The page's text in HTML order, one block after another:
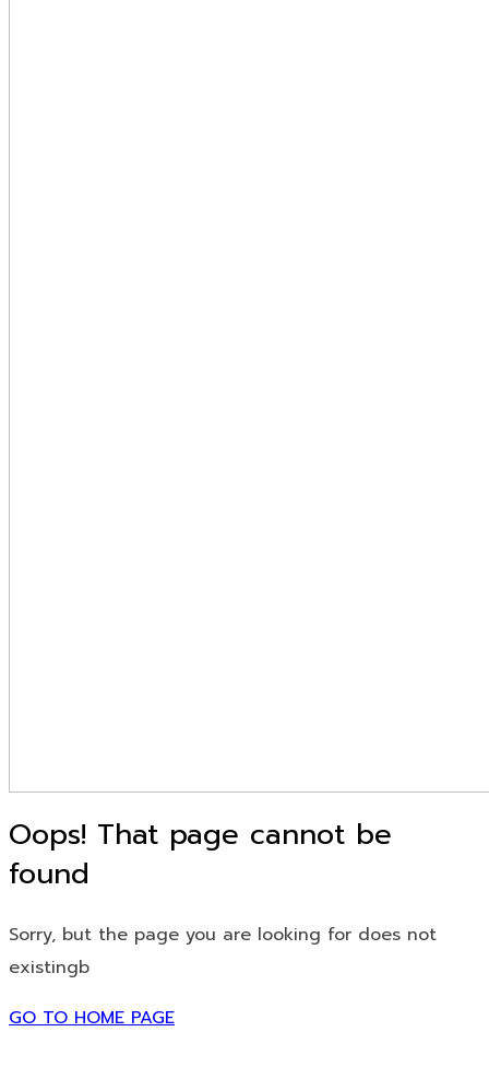
Oops! That page cannot be
found
Sorry, but the page you are looking for does not
existingb
GO TO HOME PAGE